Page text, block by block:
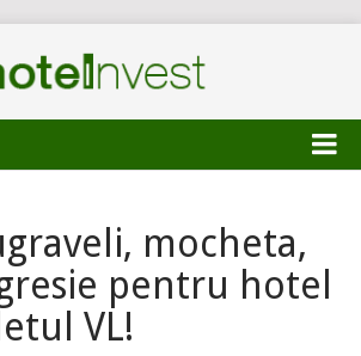
mocheta,
pentru hotel
VL!